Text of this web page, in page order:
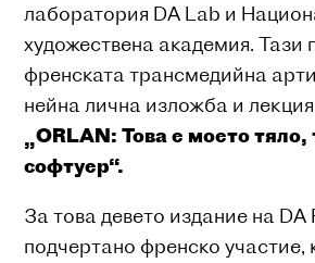
лаборатория DA Lab и
художествена академия. Тази
френската трансмедийна
нейна лична изложба и
„ORLAN: Това е моето
софтуер“.
За това девето издание на DA
подчертано френско участие,